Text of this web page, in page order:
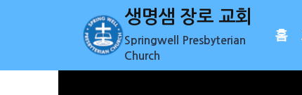
생명샘 장로 교회
Springwell Presbyterian
Church
홈